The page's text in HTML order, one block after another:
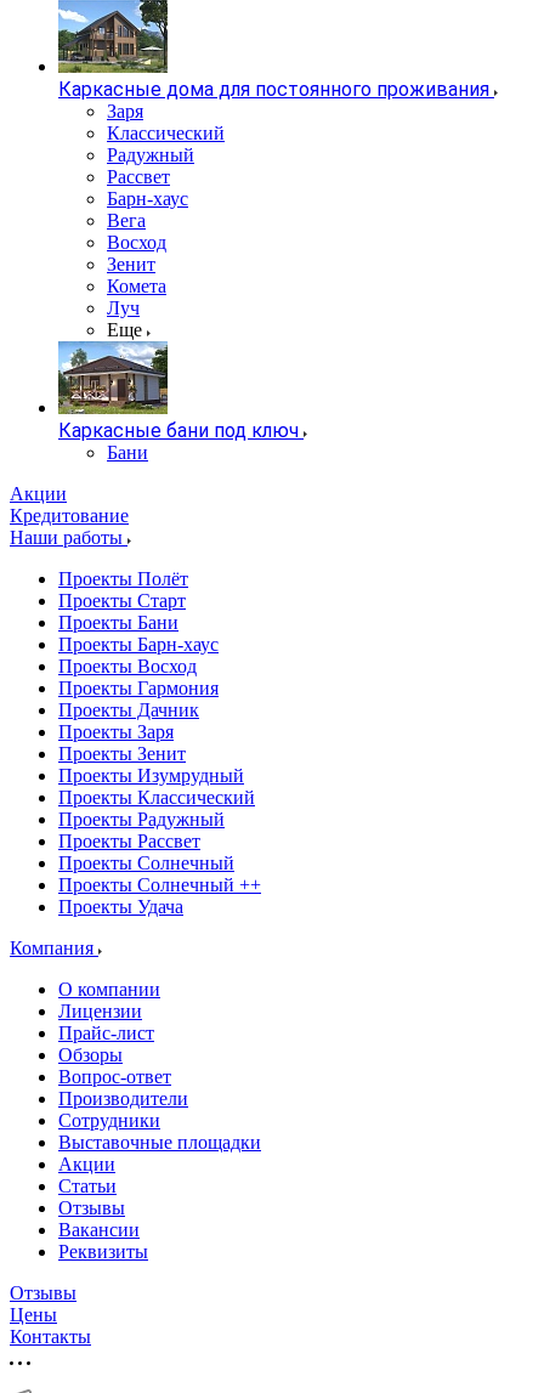
Каркасные дома для постоянного проживания
Заря
Классический
Радужный
Рассвет
Барн-хаус
Вега
Восход
Зенит
Комета
Луч
Еще
Каркасные бани под ключ
Бани
Акции
Кредитование
Наши работы
Проекты Полёт
Проекты Старт
Проекты Бани
Проекты Барн-хаус
Проекты Восход
Проекты Гармония
Проекты Дачник
Проекты Заря
Проекты Зенит
Проекты Изумрудный
Проекты Классический
Проекты Радужный
Проекты Рассвет
Проекты Солнечный
Проекты Солнечный ++
Проекты Удача
Компания
О компании
Лицензии
Прайс-лист
Обзоры
Вопрос-ответ
Производители
Сотрудники
Выставочные площадки
Акции
Статьи
Отзывы
Вакансии
Реквизиты
Отзывы
Цены
Контакты